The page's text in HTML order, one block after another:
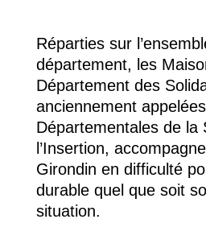
Réparties sur
département, les
Département des
anciennement
Départementales de la
l’Insertion,
Girondin en difficulté
durable quel que soit
situation.